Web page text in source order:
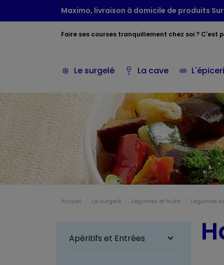
Maximo, livraison à domicile de produits
Faire ses courses tranquillement chez soi ? C'est
Le surgelé La cave
Accueil Le surgelé Légumes et fruits Légumes
Apéritifs et Entrées